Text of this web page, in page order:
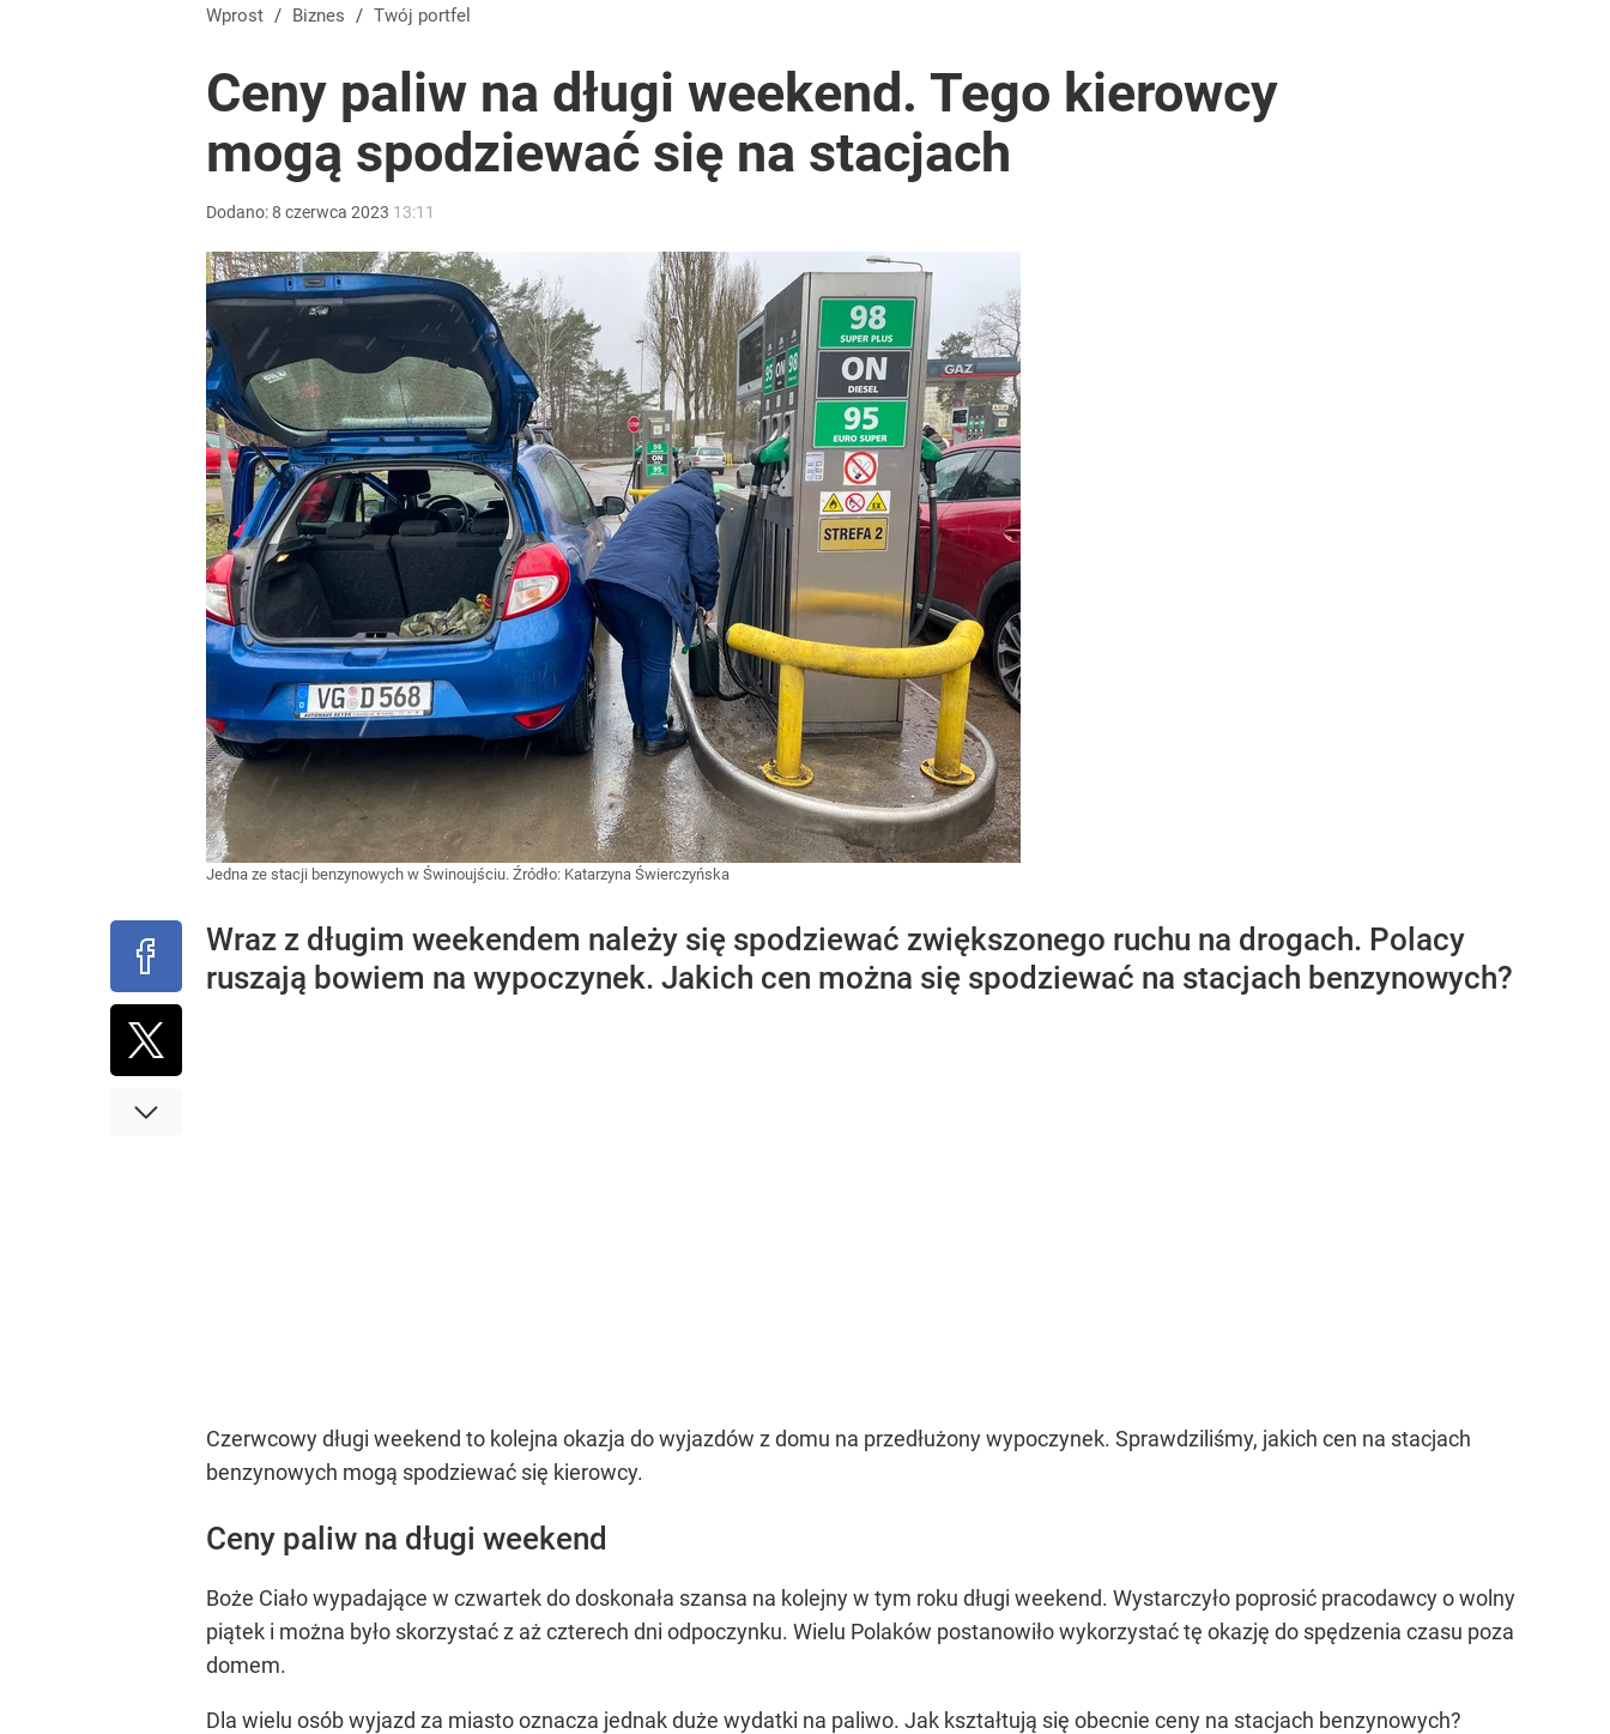
Wprost / Biznes / Twój portfel
Ceny paliw na długi weekend. Tego kierowcy
mogą spodziewać się na stacjach
Dodano:8 czerwca 2023 13:11
Jedna ze stacji benzynowych w Świnoujściu. Źródło: Katarzyna Świerczyńska
Wraz z długim weekendem należy się spodziewać zwiększonego ruchu na drogach. Polacy
ruszają bowiem na wypoczynek. Jakich cen można się spodziewać na stacjach benzynowych?
Czerwcowy długi weekend to kolejna okazja do wyjazdów z domu na przedłużony wypoczynek. Sprawdziliśmy, jakich cen na stacjach
benzynowych mogą spodziewać się kierowcy.
Ceny paliw na długi weekend
Boże Ciało wypadające w czwartek do doskonała szansa na kolejny w tym roku długi weekend. Wystarczyło poprosić pracodawcy o wolny
piątek i można było skorzystać z aż czterech dni odpoczynku. Wielu Polaków postanowiło wykorzystać tę okazję do spędzenia czasu poza
domem.
Dla wielu osób wyjazd za miasto oznacza jednak duże wydatki na paliwo. Jak kształtują się obecnie ceny na stacjach benzynowych?